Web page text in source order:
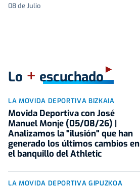
08 de Julio
Lo + escuchado
LA MOVIDA DEPORTIVA BIZKAIA
Movida Deportiva con José
Manuel Monje (05/08/26) |
Analizamos la "ilusión" que han
generado los últimos cambios en
el banquillo del Athletic
LA MOVIDA DEPORTIVA GIPUZKOA